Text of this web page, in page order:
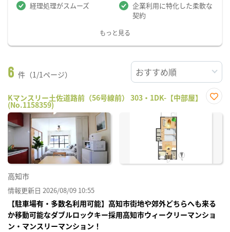
経理処理がスムーズ
企業利用に特化した柔軟な
契約
もっと見る
6 件（1/1ページ）
Kマンスリー土佐道路前（56号線前） 303・1DK-【中部屋】
(No.1158359)
に入
高知市
情報更新日 2026/08/09 10:55
【駐車場有・多数名利用可能】高知市街地や郊外どちらへも来る
か移動可能なダブルロックキー採用高知市ウィークリーマンショ
ン・マンスリーマンション！